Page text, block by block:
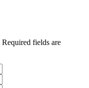
Required fields are